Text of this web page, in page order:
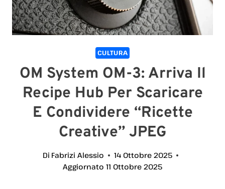
CULTURA
OM System OM-3: Arriva Il
Recipe Hub Per Scaricare
E Condividere “Ricette
Creative” JPEG
Di Fabrizi Alessio
14 Ottobre 2025
Aggiornato 11 Ottobre 2025